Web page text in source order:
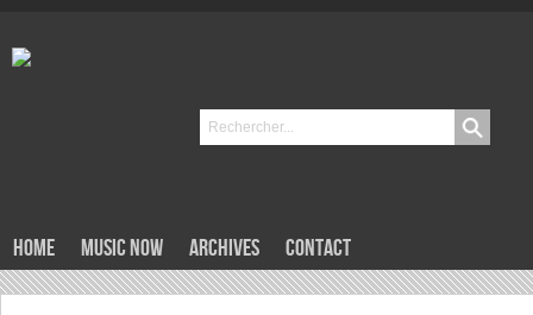
Home Music now Archives Contact